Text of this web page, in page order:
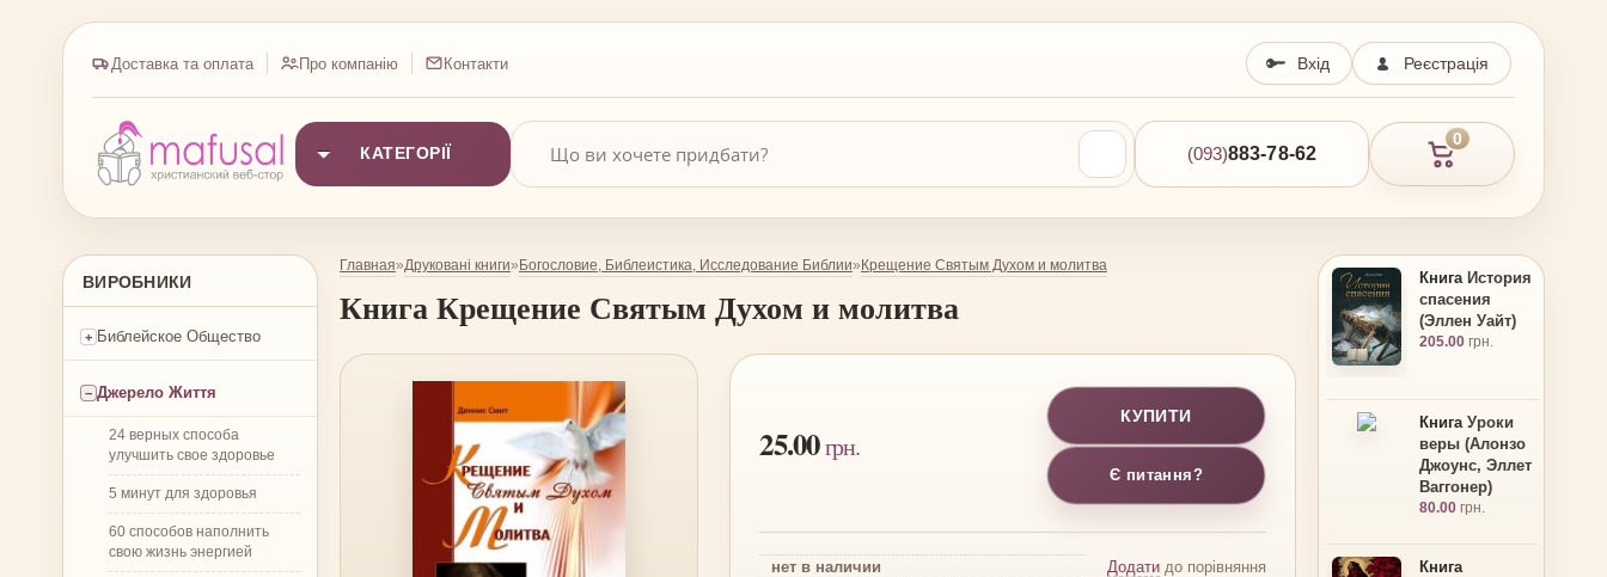
Доставка та оплата Про компанію Контакти Вхід Реєстрація
КАТЕГОРІЇ (093)883-78-62
0
ВИРОБНИКИ
Библейское Общество
Джерело Життя
24 верных способа
улучшить свое здоровье
5 минут для здоровья
60 способов наполнить
свою жизнь энергией
Главная»Друковані книги»Богословие, Библеистика, Исследование Библии»Крещение Святым Духом и молитва
КнигаКрещение Святым Духом и молитва
25.00грн.
КУПИТИ
Є питання?
нет в наличии Додати до порівняння
Книга История
спасения
(Эллен Уайт)
205.00 грн.
Книга Уроки
веры (Алонзо
Джоунс, Эллет
Ваггонер)
80.00 грн.
Книга